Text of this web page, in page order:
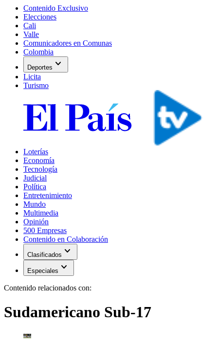
Contenido Exclusivo
Elecciones
Cali
Valle
Comunicadores en Comunas
Colombia
Deportes expand_more
Licita
Turismo
Loterías
Economía
Tecnología
Judicial
Política
Entretenimiento
Mundo
Multimedia
Opinión
500 Empresas
Contenido en Colaboración
Clasificados expand_more
Especiales expand_more
Contenido relacionados con:
Sudamericano Sub-17